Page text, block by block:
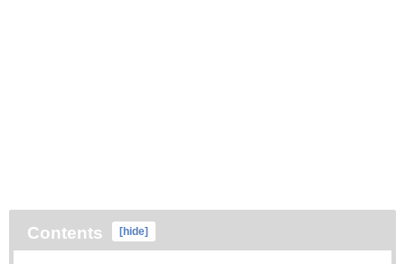
Contents [hide]